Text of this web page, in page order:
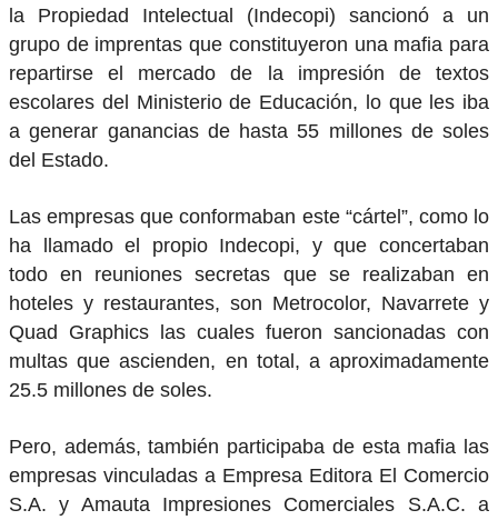
la Propiedad Intelectual (Indecopi) sancionó a un
grupo de imprentas que constituyeron una mafia para
repartirse el mercado de la impresión de textos
escolares del Ministerio de Educación, lo que les iba
a generar ganancias de hasta 55 millones de soles
del Estado.
Las empresas que conformaban este “cártel”, como lo
ha llamado el propio Indecopi, y que concertaban
todo en reuniones secretas que se realizaban en
hoteles y restaurantes, son Metrocolor, Navarrete y
Quad Graphics las cuales fueron sancionadas con
multas que ascienden, en total, a aproximadamente
25.5 millones de soles.
Pero, además, también participaba de esta mafia las
empresas vinculadas a Empresa Editora El Comercio
S.A. y Amauta Impresiones Comerciales S.A.C. a